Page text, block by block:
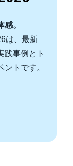
。
は、最新
践事例とト
トです。